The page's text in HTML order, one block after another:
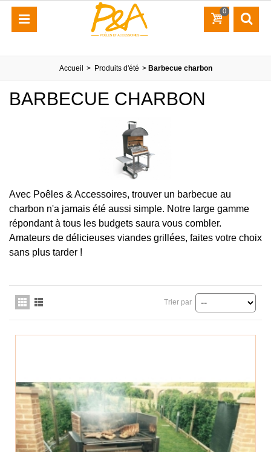
0
Accueil > Produits d'été > Barbecue charbon
BARBECUE CHARBON
Avec Poêles & Accessoires, trouver un barbecue au
charbon n'a jamais été aussi simple. Notre large gamme
répondant à tous les budgets saura vous combler.
Amateurs de délicieuses viandes grillées, faites votre choix
sans plus tarder !
Trier par